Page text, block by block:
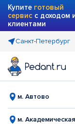
Купите готовый
сервис с доходом
клиентами
Санкт-Петербург
м. Автово
м. Академическая